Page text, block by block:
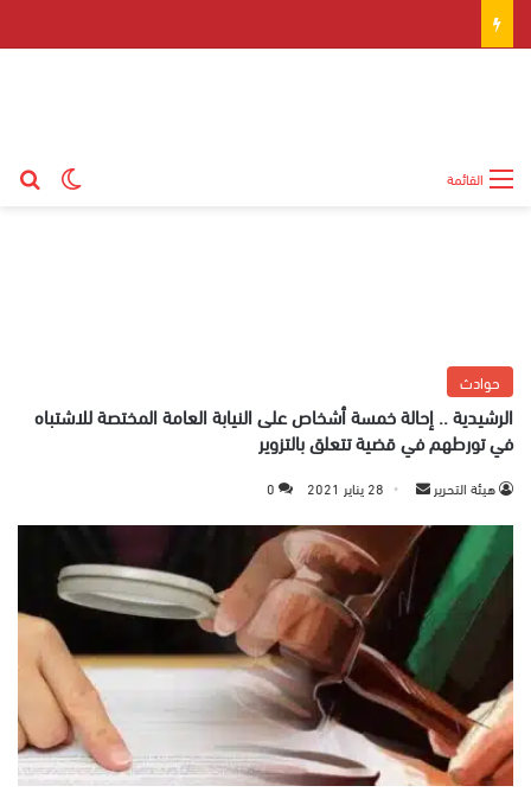
القائمة
حوادث
الرشيدية .. إحالة خمسة أشخاص على النيابة العامة المختصة للاشتباه
في تورطهم في قضية تتعلق بالتزوير
هيئة التحرير
س
ل
ي
د
ا
ل
28 يناير 2021 0